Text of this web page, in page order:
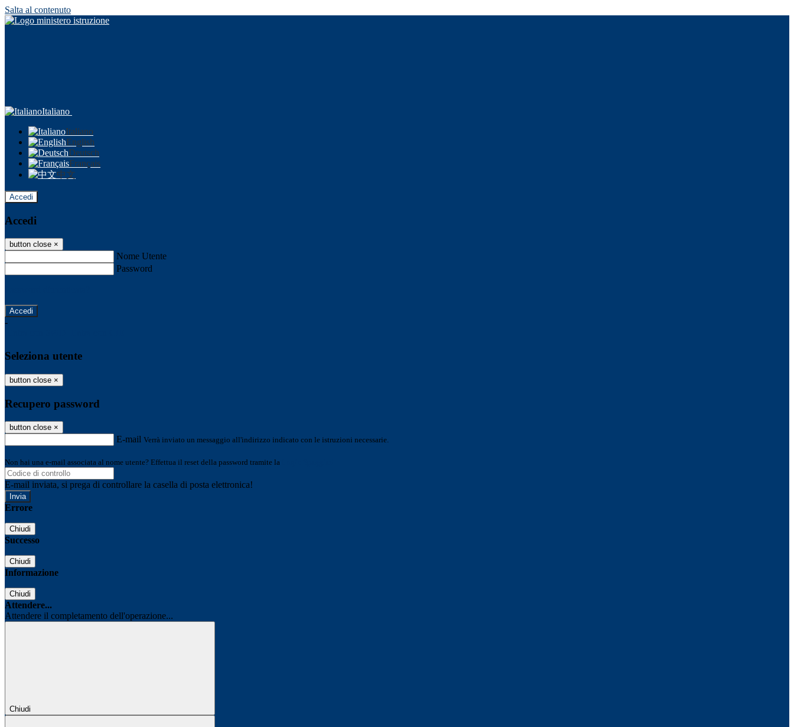
Salta al contenuto
Italiano
Italiano
English
Deutsch
Français
中文
Accedi
Accedi
button close ×
Nome Utente
Password
-
Seleziona utente
button close ×
Recupero password
button close ×
E-mail Verrà inviato un messaggio all'indirizzo indicato con le istruzioni necessarie.
Non hai una e-mail associata al nome utente? Effettua il reset della password tramite la
E-mail inviata, si prega di controllare la casella di posta elettronica!
Errore
Chiudi
Successo
Chiudi
Informazione
Chiudi
Attendere...
Attendere il completamento dell'operazione...
Chiudi